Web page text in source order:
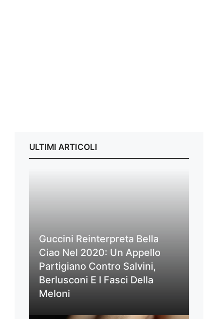
ULTIMI ARTICOLI
Guccini Reinterpreta Bella
Ciao Nel 2020: Un Appello
Partigiano Contro Salvini,
Berlusconi E I Fasci Della
Meloni